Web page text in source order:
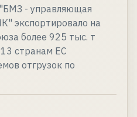
- управляющая
экспортировало на
более 925 тыс. т
странам ЕС
отгрузок по